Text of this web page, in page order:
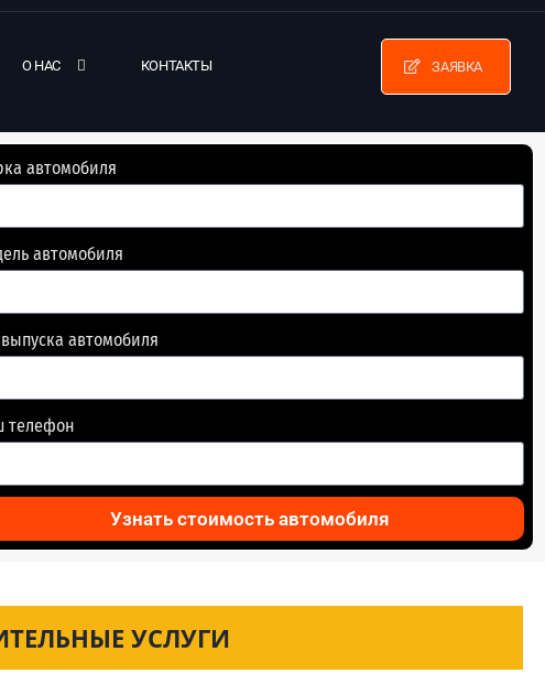
О НАС КОНТАКТЫ ЗАЯВКА
автомобиля
автомобиля
выпуска автомобиля
телефон
Узнать стоимость автомобиля
УСЛУГИ